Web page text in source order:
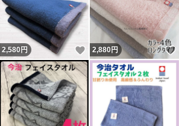
いいね！
2,580 円 いいね！
2,880円